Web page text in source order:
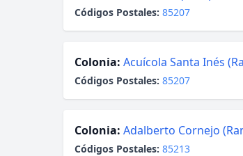
Códigos Postales: 85207
Colonia: Acuícola Santa Inés
Códigos Postales: 85207
Colonia: Adalberto Cornejo
Códigos Postales: 85213